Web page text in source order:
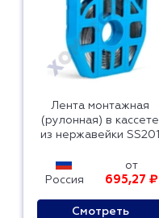
Лента монтажная
(рулонная) в кассете
из нержавейки SS201
Россия
от
695,27 ₽
Смотреть